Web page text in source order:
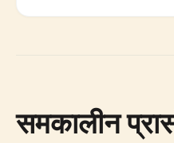
समकालीन